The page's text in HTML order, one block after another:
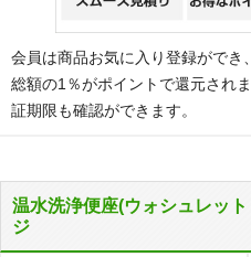
会員は商品お気に入り登録ができ
総額の1％がポイントで還元され
証期限も確認ができます。
温水洗浄便座(ウォシュレッ
ジ